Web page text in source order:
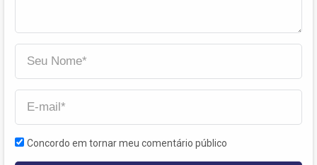
Concordo em tornar meu comentário público